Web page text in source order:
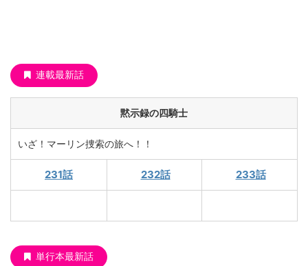
連載最新話
黙示録の四騎士
いざ！マーリン捜索の旅へ！！
231話 232話 233話
単行本最新話